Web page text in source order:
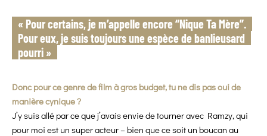
« Pour certains, je m’appelle encore “Nique Ta Mère”.
Pour eux, je suis toujours une espèce de banlieusard
pourri »
Donc pour ce genre de film à gros budget, tu ne dis pas oui de
manière cynique ?
J’y suis allé par ce que j’avais envie de tourner avec Ramzy, qui
pour moi est un super acteur – bien que ce soit un boucan au